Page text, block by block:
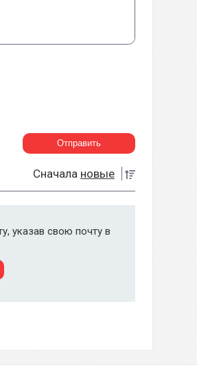
Сначала новые
указав свою почту в